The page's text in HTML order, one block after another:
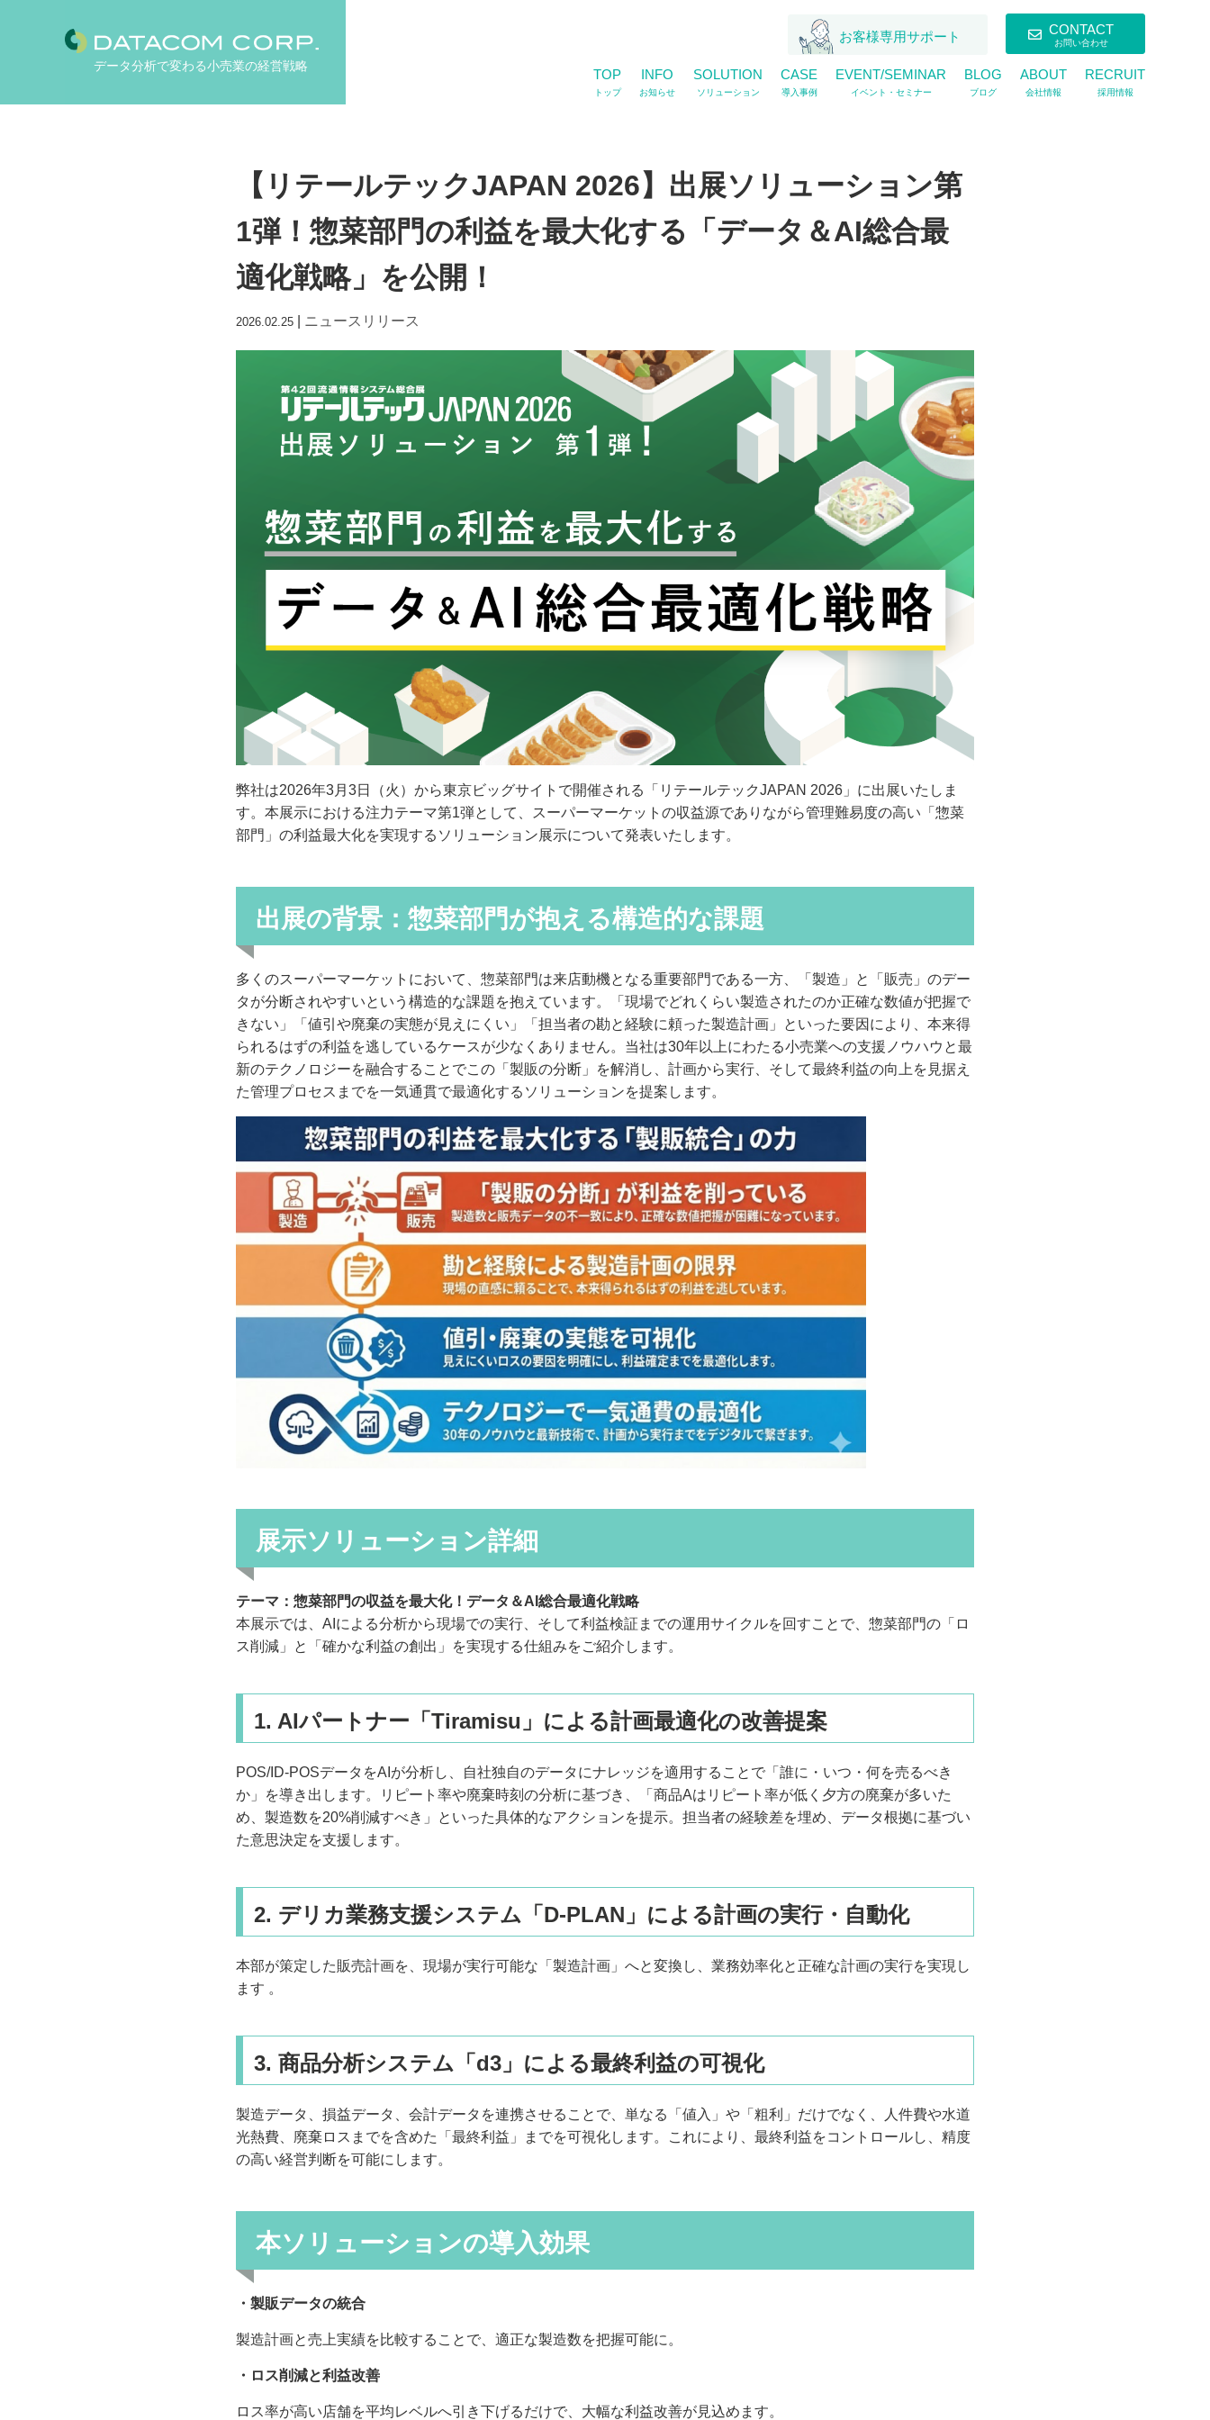
データ分析で変わる小売業の経営戦略
お客様専用サポート CONTACT
お問い合わせ
TOP
トップ
INFO
お知らせ
SOLUTION
ソリューション
CASE
導入事例
EVENT/SEMINAR
イベント・セミナー
BLOG
ブログ
ABOUT
会社情報
RECRUIT
採用情報
【リテールテックJAPAN 2026】出展ソリューション第
1弾！惣菜部門の利益を最大化する「データ＆AI総合最
適化戦略」を公開！
2026.02.25 ニュースリリース
弊社は2026年3月3日（火）から東京ビッグサイトで開催される「リテールテックJAPAN 2026」に出展いたしま
す。本展示における注力テーマ第1弾として、スーパーマーケットの収益源でありながら管理難易度の高い「惣菜
部門」の利益最大化を実現するソリューション展示について発表いたします。
出展の背景：惣菜部門が抱える構造的な課題
多くのスーパーマーケットにおいて、惣菜部門は来店動機となる重要部門である一方、「製造」と「販売」のデー
タが分断されやすいという構造的な課題を抱えています。「現場でどれくらい製造されたのか正確な数値が把握で
きない」「値引や廃棄の実態が見えにくい」「担当者の勘と経験に頼った製造計画」といった要因により、本来得
られるはずの利益を逃しているケースが少なくありません。当社は30年以上にわたる小売業への支援ノウハウと最
新のテクノロジーを融合することでこの「製販の分断」を解消し、計画から実行、そして最終利益の向上を見据え
た管理プロセスまでを一気通貫で最適化するソリューションを提案します。
展示ソリューション詳細
テーマ：惣菜部門の収益を最大化！データ＆AI総合最適化戦略
本展示では、AIによる分析から現場での実行、そして利益検証までの運用サイクルを回すことで、惣菜部門の「ロ
ス削減」と「確かな利益の創出」を実現する仕組みをご紹介します。
1. AIパートナー「Tiramisu」による計画最適化の改善提案
POS/ID-POSデータをAIが分析し、自社独自のデータにナレッジを適用することで「誰に・いつ・何を売るべき
か」を導き出します。リピート率や廃棄時刻の分析に基づき、「商品Aはリピート率が低く夕方の廃棄が多いた
め、製造数を20%削減すべき」といった具体的なアクションを提示。担当者の経験差を埋め、データ根拠に基づい
た意思決定を支援します。
2. デリカ業務支援システム「D-PLAN」による計画の実行・自動化
本部が策定した販売計画を、現場が実行可能な「製造計画」へと変換し、業務効率化と正確な計画の実行を実現し
ます 。
3. 商品分析システム「d3」による最終利益の可視化
製造データ、損益データ、会計データを連携させることで、単なる「値入」や「粗利」だけでなく、人件費や水道
光熱費、廃棄ロスまでを含めた「最終利益」までを可視化します。これにより、最終利益をコントロールし、精度
の高い経営判断を可能にします。
本ソリューションの導入効果
・製販データの統合
製造計画と売上実績を比較することで、適正な製造数を把握可能に。
・ロス削減と利益改善
ロス率が高い店舗を平均レベルへ引き下げるだけで、大幅な利益改善が見込めます。